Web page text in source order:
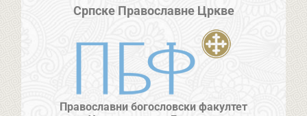
Српске Православне Цркве
Православни богословски факултет